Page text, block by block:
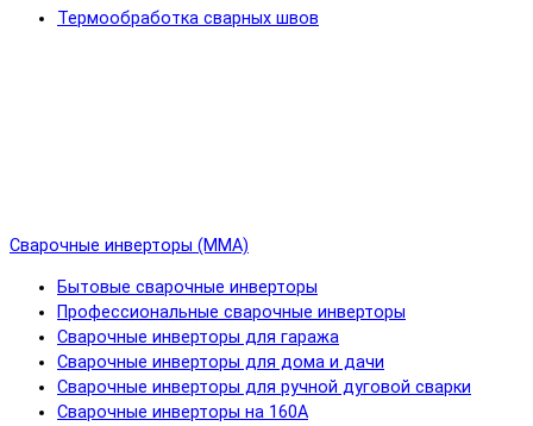
Термообработка сварных швов
Сварочные инверторы (MMA)
Бытовые сварочные инверторы
Профессиональные сварочные инверторы
Сварочные инверторы для гаража
Сварочные инверторы для дома и дачи
Сварочные инверторы для ручной дуговой сварки
Сварочные инверторы на 160А